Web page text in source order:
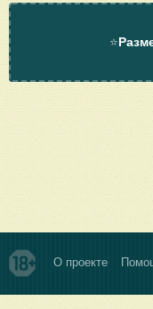
⭐
О проекте